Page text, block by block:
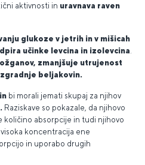
aktivnosti in uravnava raven
glukoze v jetrih in v mišicah
učinke levcina in izolevcina
zmanjšuje utrujenost
beljakovin.
bi morali jemati skupaj za njihov
Raziskave so pokazale, da njihovo
količino absorpcije in tudi njihovo
koncentracija ene
in uporabo drugih